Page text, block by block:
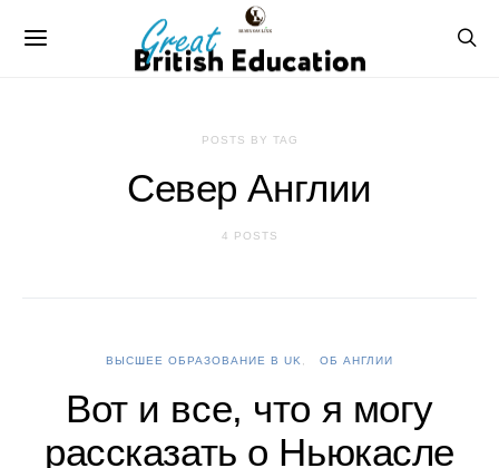
POSTS BY TAG
Север Англии
4 POSTS
ВЫСШЕЕ ОБРАЗОВАНИЕ В UK ОБ АНГЛИИ
Вот и все, что я могу
рассказать о Ньюкасле